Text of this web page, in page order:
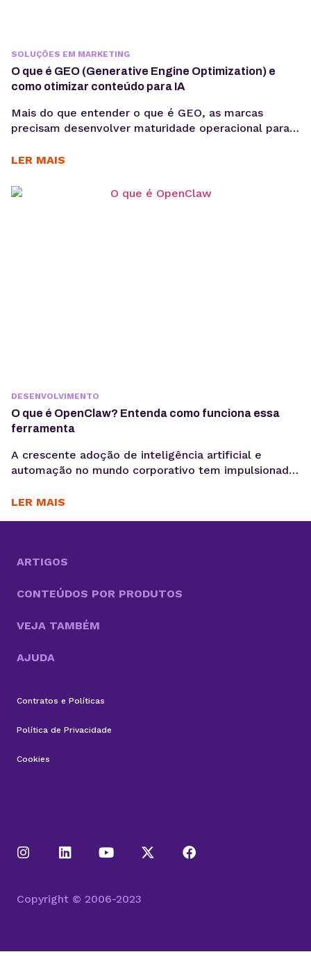
SOLUÇÕES EM MARKETING
O que é GEO (Generative Engine Optimization) e
como otimizar conteúdo para IA
Mais do que entender o que é GEO, as marcas
precisam desenvolver maturidade operacional para
intenção, consistência temática e conteúdos
sem comprometer a experiência humana. A forma
LER MAIS
DESENVOLVIMENTO
O que é OpenClaw? Entenda como funciona essa
ferramenta
A crescente adoção de inteligência artificial e
automação no mundo corporativo tem impulsionado
coleta, análise e ativação de dados, exatamente o
aproximar do...
LER MAIS
ARTIGOS
CONTEÚDOS POR PRODUTOS
VEJA TAMBÉM
AJUDA
Contratos e Políticas
Política de Privacidade
Cookies
Copyright © 2006-2023